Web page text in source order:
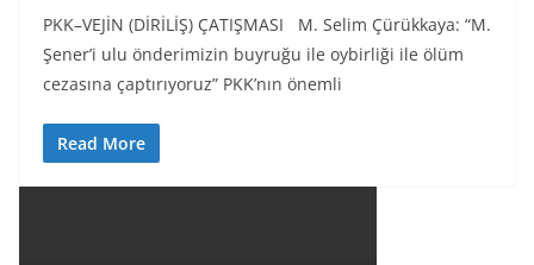
PKK–VEJİN (DİRİLİŞ) ÇATIŞMASI M. Selim Çürükkaya: “M.
Şener’i ulu önderimizin buyruğu ile oybirliği ile ölüm
cezasına çaptırıyoruz” PKK’nın önemli
Read More